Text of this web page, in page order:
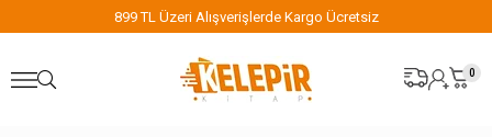
899 TL Üzeri Alışverişlerde Kargo Ücretsiz
0